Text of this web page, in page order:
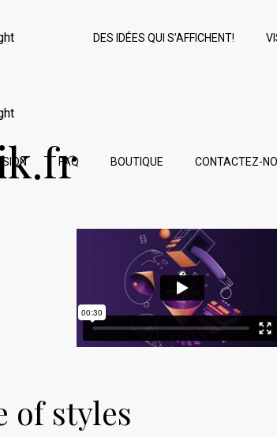
DES IDÉES QUI S’AFFICHENT!
FAQ BOUTIQUE CONTACTEZ-
of styles